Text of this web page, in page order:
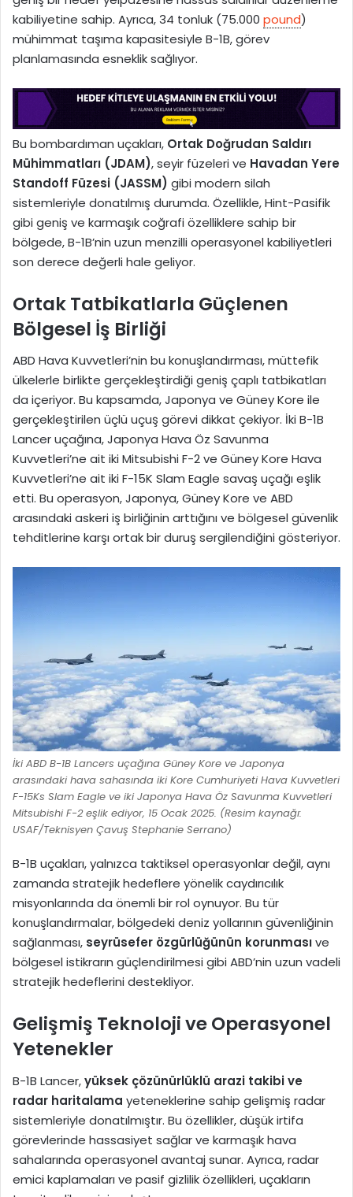
kabiliyetine sahip. Ayrıca, 34 tonluk (75.000 pound)
mühimmat taşıma kapasitesiyle B-1B, görev
planlamasında esneklik sağlıyor.
Bu bombardıman uçakları, Ortak Doğrudan Saldırı
Mühimmatları (JDAM), seyir füzeleri ve Havadan Yere
Standoff Füzesi (JASSM) gibi modern silah
sistemleriyle donatılmış durumda. Özellikle, Hint-Pasifik
gibi geniş ve karmaşık coğrafi özelliklere sahip bir
bölgede, B-1B’nin uzun menzilli operasyonel kabiliyetleri
son derece değerli hale geliyor.
Ortak Tatbikatlarla Güçlenen
Bölgesel İş Birliği
ABD Hava Kuvvetleri’nin bu konuşlandırması, müttefik
ülkelerle birlikte gerçekleştirdiği geniş çaplı tatbikatları
da içeriyor. Bu kapsamda, Japonya ve Güney Kore ile
gerçekleştirilen üçlü uçuş görevi dikkat çekiyor. İki B-1B
Lancer uçağına, Japonya Hava Öz Savunma
Kuvvetleri’ne ait iki Mitsubishi F-2 ve Güney Kore Hava
Kuvvetleri’ne ait iki F-15K Slam Eagle savaş uçağı eşlik
etti. Bu operasyon, Japonya, Güney Kore ve ABD
arasındaki askeri iş birliğinin arttığını ve bölgesel güvenlik
tehditlerine karşı ortak bir duruş sergilendiğini gösteriyor.
İki ABD B-1B Lancers uçağına Güney Kore ve Japonya
arasındaki hava sahasında iki Kore Cumhuriyeti Hava Kuvvetleri
F-15Ks Slam Eagle ve iki Japonya Hava Öz Savunma Kuvvetleri
Mitsubishi F-2 eşlik ediyor, 15 Ocak 2025. (Resim kaynağı:
USAF/Teknisyen Çavuş Stephanie Serrano)
B-1B uçakları, yalnızca taktiksel operasyonlar değil, aynı
zamanda stratejik hedeflere yönelik caydırıcılık
misyonlarında da önemli bir rol oynuyor. Bu tür
konuşlandırmalar, bölgedeki deniz yollarının güvenliğinin
sağlanması, seyrüsefer özgürlüğünün korunmasıve
bölgesel istikrarın güçlendirilmesi gibi ABD’nin uzun vadeli
stratejik hedeflerini destekliyor.
Gelişmiş Teknoloji ve Operasyonel
Yetenekler
B-1B Lancer,yüksek çözünürlüklü arazi takibi ve
radar haritalama yeteneklerine sahip gelişmiş radar
sistemleriyle donatılmıştır. Bu özellikler, düşük irtifa
görevlerinde hassasiyet sağlar ve karmaşık hava
sahalarında operasyonel avantaj sunar. Ayrıca, radar
emici kaplamaları ve pasif gizlilik özellikleri, uçakların